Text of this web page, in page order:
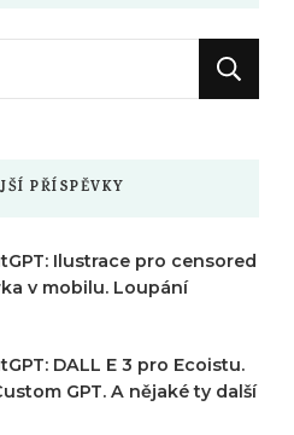
PŘÍSPĚVKY
Ilustrace pro censored
v mobilu. Loupání
DALL E 3 pro Ecoistu.
GPT. A nějaké ty další